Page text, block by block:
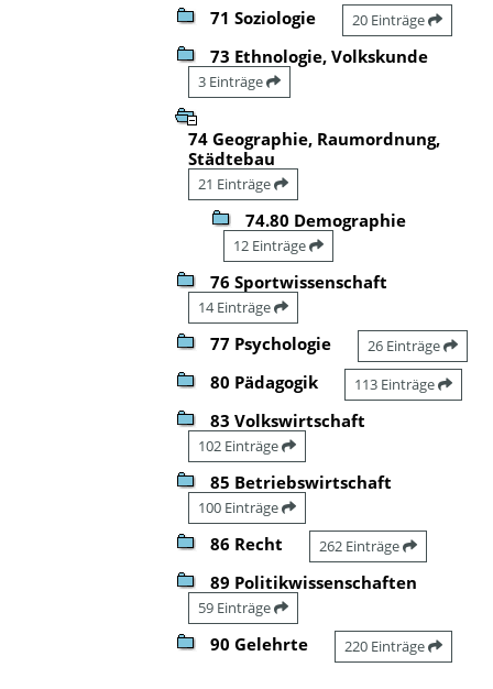
71 Soziologie 20 Einträge
73 Ethnologie, Volkskunde
3 Einträge
74 Geographie, Raumordnung,
Städtebau
21 Einträge
74.80 Demographie
12 Einträge
76 Sportwissenschaft
14 Einträge
77 Psychologie 26 Einträge
80 Pädagogik 113 Einträge
83 Volkswirtschaft
102 Einträge
85 Betriebswirtschaft
100 Einträge
86 Recht 262 Einträge
89 Politikwissenschaften
59 Einträge
90 Gelehrte 220 Einträge